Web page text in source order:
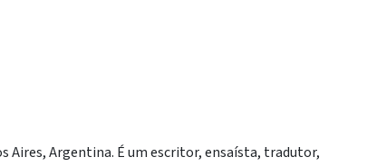
Aires, Argentina. É um escritor, ensaísta, tradutor,